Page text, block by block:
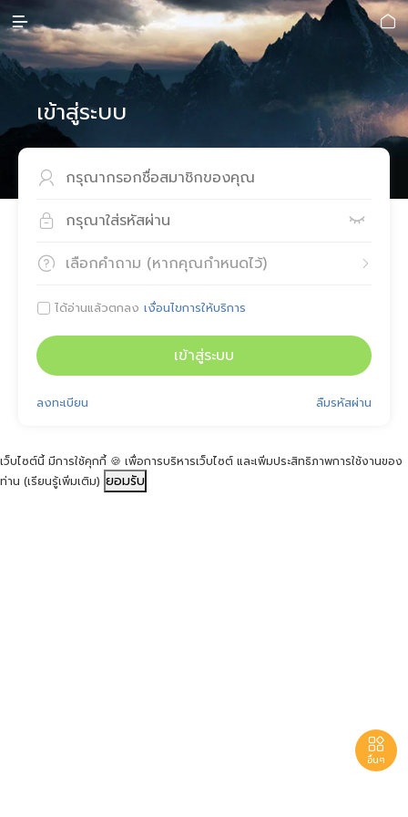
 
เข้าสู่ระบบ

 
 
เลือกคำถาม (หากคุณกำหนดไว้)
 ได้อ่านแล้วตกลง เงื่อนไขการให้บริการ
เข้าสู่ระบบ
ลืมรหัสผ่าน
ลงทะเบียน

อื่นๆ
เว็บไซต์นี้ มีการใช้คุกกี้ 🍪 เพื่อการบริหารเว็บไซต์ และเพิ่มประสิทธิภาพการใช้งานของ
ท่าน (เรียนรู้เพิ่มเติม) ยอมรับ